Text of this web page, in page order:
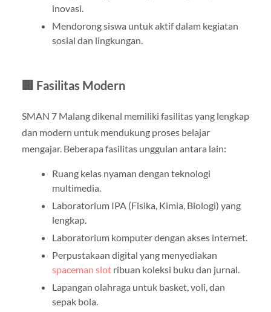
inovasi.
Mendorong siswa untuk aktif dalam kegiatan
sosial dan lingkungan.
🏢 Fasilitas Modern
SMAN 7 Malang dikenal memiliki fasilitas yang lengkap
dan modern untuk mendukung proses belajar
mengajar. Beberapa fasilitas unggulan antara lain:
Ruang kelas nyaman dengan teknologi
multimedia.
Laboratorium IPA (Fisika, Kimia, Biologi) yang
lengkap.
Laboratorium komputer dengan akses internet.
Perpustakaan digital yang menyediakan
spaceman slotribuan koleksi buku dan jurnal.
Lapangan olahraga untuk basket, voli, dan
sepak bola.